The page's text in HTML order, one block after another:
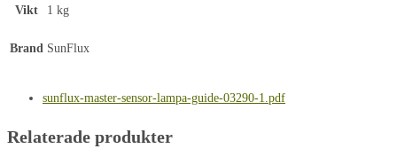
Vikt 1 kg
Brand SunFlux
sunflux-master-sensor-lampa-guide-03290-1.pdf
Relaterade produkter